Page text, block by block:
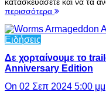
περισσότερα
Ειδήσεις
Δε χορταίνουμε το
Anniversary Edition
On 02 Σεπ 2024 5:00 μμ